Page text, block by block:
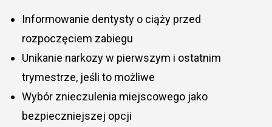
Informowanie dentysty o ciąży przed
rozpoczęciem zabiegu
Unikanie narkozy w pierwszym i ostatnim
trymestrze, jeśli to możliwe
Wybór znieczulenia miejscowego jako
bezpieczniejszej opcji